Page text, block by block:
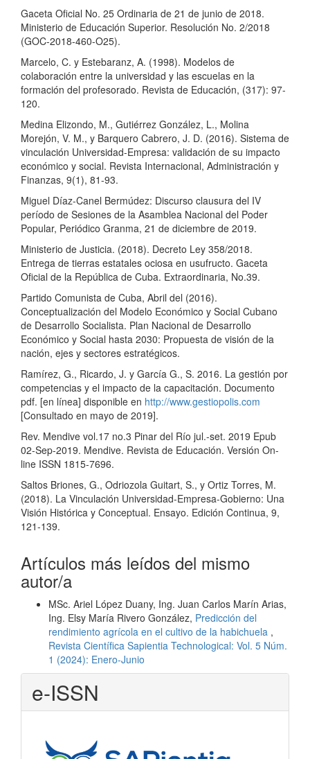
Gaceta Oficial No. 25 Ordinaria de 21 de junio de 2018.
Ministerio de Educación Superior. Resolución No. 2/2018
(GOC-2018-460-O25).
Marcelo, C. y Estebaranz, A. (1998). Modelos de
colaboración entre la universidad y las escuelas en la
formación del profesorado. Revista de Educación, (317): 97-
120.
Medina Elizondo, M., Gutiérrez González, L., Molina
Morejón, V. M., y Barquero Cabrero, J. D. (2016). Sistema de
vinculación Universidad-Empresa: validación de su impacto
económico y social. Revista Internacional, Administración y
Finanzas, 9(1), 81-93.
Miguel Díaz-Canel Bermúdez: Discurso clausura del IV
período de Sesiones de la Asamblea Nacional del Poder
Popular, Periódico Granma, 21 de diciembre de 2019.
Ministerio de Justicia. (2018). Decreto Ley 358/2018.
Entrega de tierras estatales ociosa en usufructo. Gaceta
Oficial de la República de Cuba. Extraordinaria, No.39.
Partido Comunista de Cuba, Abril del (2016).
Conceptualización del Modelo Económico y Social Cubano
de Desarrollo Socialista. Plan Nacional de Desarrollo
Económico y Social hasta 2030: Propuesta de visión de la
nación, ejes y sectores estratégicos.
Ramírez, G., Ricardo, J. y García G., S. 2016. La gestión por
competencias y el impacto de la capacitación. Documento
pdf. [en línea] disponible en http://www.gestiopolis.com
[Consultado en mayo de 2019].
Rev. Mendive vol.17 no.3 Pinar del Río jul.-set. 2019 Epub
02-Sep-2019. Mendive. Revista de Educación. Versión On-
line ISSN 1815-7696.
Saltos Briones, G., Odriozola Guitart, S., y Ortiz Torres, M.
(2018). La Vinculación Universidad-Empresa-Gobierno: Una
Visión Histórica y Conceptual. Ensayo. Edición Continua, 9,
121-139.
Artículos más leídos del mismo
autor/a
MSc. Ariel López Duany, Ing. Juan Carlos Marín Arias,
Ing. Elsy María Rivero González, Predicción del
rendimiento agrícola en el cultivo de la habichuela ,
Revista Científica Sapientia Technological: Vol. 5 Núm.
1 (2024): Enero-Junio
e-ISSN